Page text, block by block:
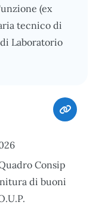
(ex
tecnico di
Laboratorio
Consip
di buoni